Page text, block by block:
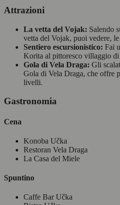
Attrazioni
La vetta del Vojak: Salendo
vetta del Vojak, puoi vedere,
Sentiero escursionistico: Fai
Korita al pittoresco villaggio
Gola di Vela Draga: Gli
Gola di Vela Draga, che offre
livelli.
Gastronomia
Cena
Konoba Učka
Restoran Vela Draga
La Casa del Miele
Spuntino
Caffe Bar Učka